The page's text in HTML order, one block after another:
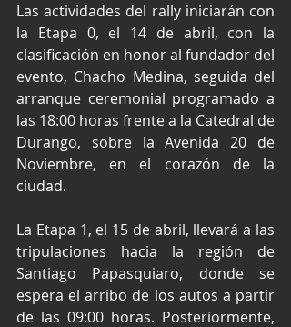
Las actividades del rally iniciarán con
la Etapa 0, el 14 de abril, con la
clasificación en honor al fundador del
evento, Chacho Medina, seguida del
arranque ceremonial programado a
las 18:00 horas frente a la Catedral de
Durango, sobre la Avenida 20 de
Noviembre, en el corazón de la
ciudad.
La Etapa 1, el 15 de abril, llevará a las
tripulaciones hacia la región de
Santiago Papasquiaro, donde se
espera el arribo de los autos a partir
de las 09:00 horas. Posteriormente,